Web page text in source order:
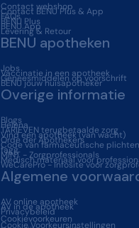
Contact webshop
Contact BENU Plus & App
FAQs
BENU Plus
BENU App
Levering & Retour
BENU apotheken
Jobs
Vaccinatie in een apotheek
Geneesmiddelen op voorschrift
BENU jouw huisapotheker
Overige informatie
Blogs
Helena
TARIEVEN terugbetaalde zorg
Vind een apotheek (van wacht)
Orde der Apothekers
Code van farmaceutische
fagg
MINT - Zorgprofessionals
Medisch materiaal voor
WeCarePro - Infosite voor
Algemene
AV online apotheek
AV in de apotheek
Privacybeleid
Cookievoorkeuren
Cookie Voorkeursinstellingen